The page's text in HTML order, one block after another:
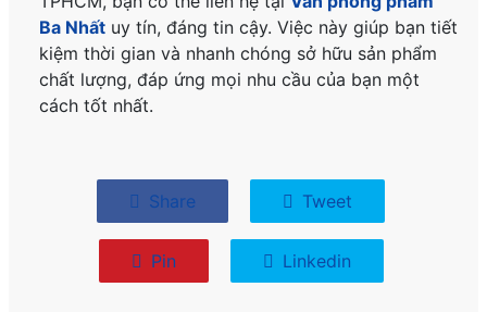
Ba Nhất uy tín, đáng tin cậy. Việc này giúp bạn tiết
kiệm thời gian và nhanh chóng sở hữu sản phẩm
chất lượng, đáp ứng mọi nhu cầu của bạn một
cách tốt nhất.
Share Tweet
Pin Linkedin